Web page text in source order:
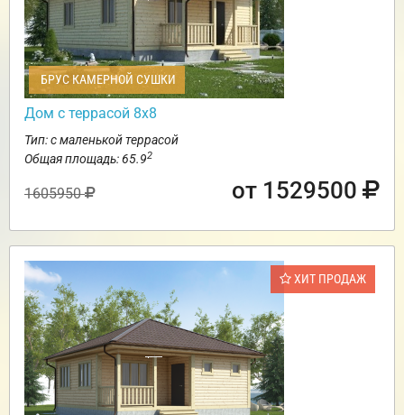
БРУС КАМЕРНОЙ СУШКИ
Дом с террасой 8х8
Тип: с маленькой террасой
Общая площадь: 65.92
1605950 от 1529500
ХИТ ПРОДАЖ